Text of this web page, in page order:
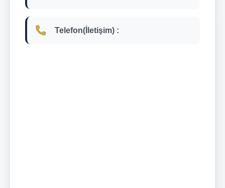
Telefon(İletişim) :